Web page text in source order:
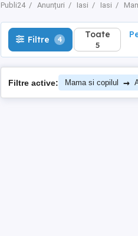
Publi24 Anunțuri Iasi Iasi
Filtre 4 Toate
5
Filtre active: Mama si copilul →